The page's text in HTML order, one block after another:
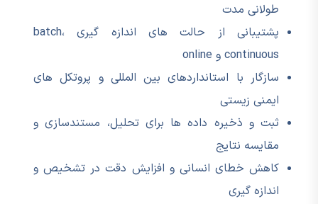
طولانی مدت
پشتیبانی از حالت های اندازه گیری batch،
continuous و online
سازگار با استانداردهای بین المللی و پروتکل های
ایمنی زیستی
ثبت و ذخیره داده ها برای تحلیل، مستندسازی و
مقایسه نتایج
کاهش خطای انسانی و افزایش دقت در تشخیص و
اندازه گیری